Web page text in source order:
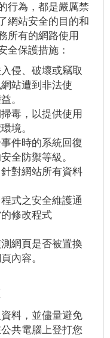
行為，都是嚴厲禁
網站安全的目的和
所有的網路使用
全保護措施：
侵、破壞或竊取
站遭到非法使
。
毒，以提供使用
境。
件時的系統回復
全防禦等級。
對網站所有資料
式之安全維護通
修改程式
網頁是否被置換
內容。
料，並儘量避免
共電腦上登打您